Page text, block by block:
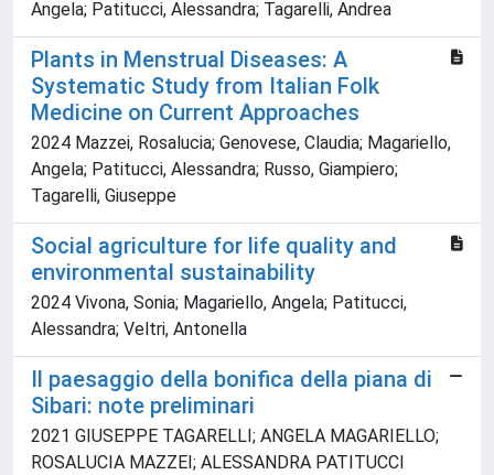
Angela; Patitucci, Alessandra; Tagarelli, Andrea
Plants in Menstrual Diseases: A
Systematic Study from Italian Folk
Medicine on Current Approaches
2024 Mazzei, Rosalucia; Genovese, Claudia; Magariello,
Angela; Patitucci, Alessandra; Russo, Giampiero;
Tagarelli, Giuseppe
Social agriculture for life quality and
environmental sustainability
2024 Vivona, Sonia; Magariello, Angela; Patitucci,
Alessandra; Veltri, Antonella
Il paesaggio della bonifica della piana di
Sibari: note preliminari
2021 GIUSEPPE TAGARELLI; ANGELA MAGARIELLO;
ROSALUCIA MAZZEI; ALESSANDRA PATITUCCI